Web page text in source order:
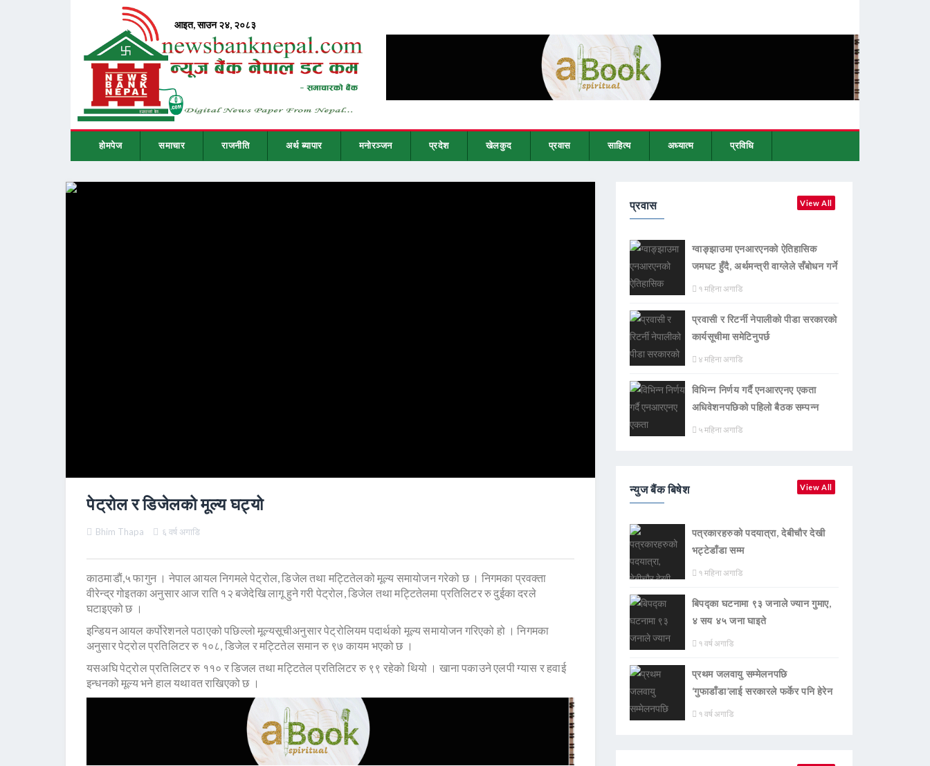
होमपेज समाचार राजनीति अर्थ ब्यापार मनोरञ्जन प्रदेश खेलकुद प्रवास साहित्य अध्यात्म प्रविधि
पेट्रोल र डिजेलको मूल्य घट्यो
Bhim Thapa ६ वर्ष अगाडि
काठमाडाैं,५ फागुन । नेपाल आयल निगमले पेट्रोल, डिजेल तथा मट्टितेलको मूल्य समायोजन गरेको छ । निगमका प्रवक्ता
वीरेन्द्र गोइतका अनुसार आज राति १२ बजेदेखि लागू हुने गरी पेट्रोल, डिजेल तथा मट्टितेलमा प्रतिलिटर रु दुईका दरले
घटाइएको छ ।
इन्डियन आयल कर्पोरेशनले पठाएको पछिल्लो मूल्यसूचीअनुसार पेट्रोलियम पदार्थको मूल्य समायोजन गरिएको हो । निगमका
अनुसार पेट्रोल प्रतिलिटर रु १०८, डिजेल र मट्टितेल समान रु ९७ कायम भएको छ ।
यसअघि पेट्रोल प्रतिलिटर रु ११० र डिजल तथा मट्टितेल प्रतिलिटर रु ९९ रहेको थियो । खाना पकाउने एलपी ग्यास र हवाई
इन्धनको मूल्य भने हाल यथावत राखिएको छ ।
प्रवास View All
ग्वाङ्झाउमा एनआरएनको ऐतिहासिक
जमघट हुँदै, अर्थमन्त्री वाग्लेले सँबोधन गर्ने
१ महिना अगाडि
प्रवासी र रिटर्नी नेपालीको पीडा सरकारको
कार्यसूचीमा समेटिनुपर्छ
४ महिना अगाडि
विभिन्न निर्णय गर्दै एनआरएनए एकता
अधिवेशनपछिको पहिलो बैठक सम्पन्न
५ महिना अगाडि
न्युज बैंक बिषेश View All
पत्रकारहरुको पदयात्रा, देबीचौर देखी
भट्टेडाँडा सम्म
१ महिना अगाडि
बिपद्का घटनामा ९३ जनाले ज्यान गुमाए,
४ सय ४५ जना घाइते
१ वर्ष अगाडि
प्रथम जलवायु सम्मेलनपछि
‘गुफाडाँडा’लाई सरकारले फर्केर पनि हेरेन
१ वर्ष अगाडि